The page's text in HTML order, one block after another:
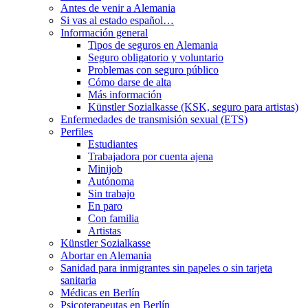
Antes de venir a Alemania
Si vas al estado español…
Información general
Tipos de seguros en Alemania
Seguro obligatorio y voluntario
Problemas con seguro público
Cómo darse de alta
Más información
Künstler Sozialkasse (KSK, seguro para artistas)
Enfermedades de transmisión sexual (ETS)
Perfiles
Estudiantes
Trabajadora por cuenta ajena
Minijob
Autónoma
Sin trabajo
En paro
Con familia
Artistas
Künstler Sozialkasse
Abortar en Alemania
Sanidad para inmigrantes sin papeles o sin tarjeta
sanitaria
Médicas en Berlín
Psicoterapeutas en Berlín